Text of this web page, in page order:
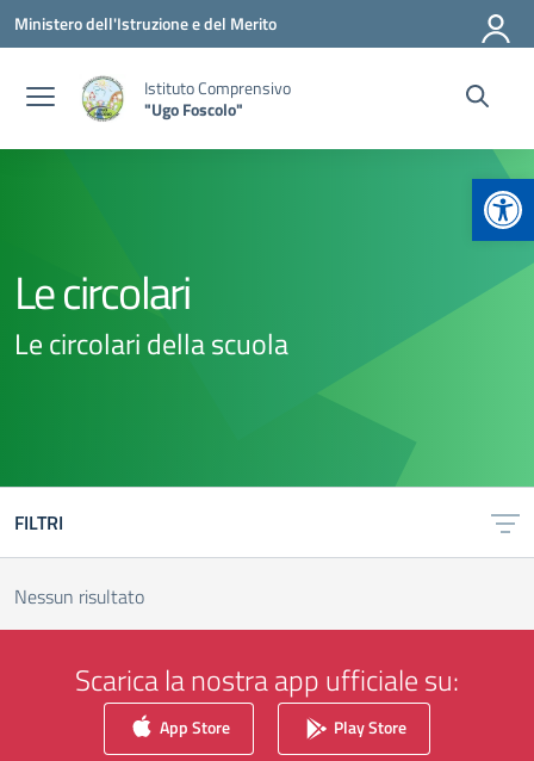
Vai ai contenuti
Vai al menu di navigazione
Vai al footer
Ministero dell'Istruzione e del Merito
Istituto Comprensivo
"Ugo Foscolo"
Le circolari
Le circolari della scuola
FILTRI
Nessun risultato
Scarica la nostra app ufficiale su:
App Store Play Store